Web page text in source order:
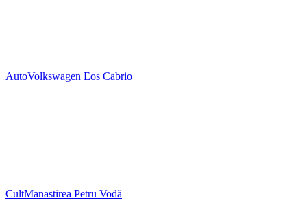
AutoVolkswagen Eos Cabrio
CultManastirea Petru Vodă